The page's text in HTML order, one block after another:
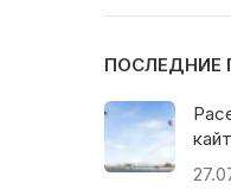
ПОСЛЕДНИЕ